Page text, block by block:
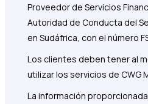
Proveedor de Servicios
Autoridad de Conducta del
en Sudáfrica, con el número
Los clientes deben tener al
utilizar los servicios de CWG
La información